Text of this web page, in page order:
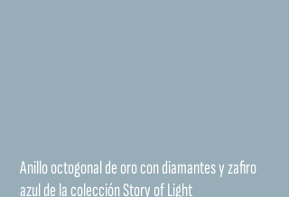
Anillo octogonal de oro con diamantes y zafiro
azul de la colección Story of Light